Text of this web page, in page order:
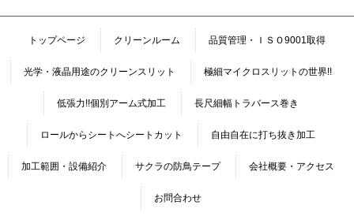
トップページ クリーンルーム 品質管理・ＩＳＯ9001取得
光学・液晶用途のクリーンスリット 極細マイクロスリットの世界!!
低張力!!個別アーム式加工 長尺細幅トラバース巻き
ロールからシートへシートカット 自由自在に打ち抜き加工
加工範囲・設備紹介 サクラの防鳥テープ 会社概要・アクセス
お問合わせ